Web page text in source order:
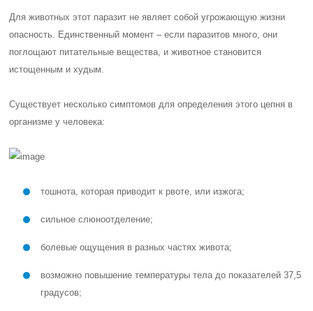
Для животных этот паразит не являет собой угрожающую жизни
опасность. Единственный момент – если паразитов много, они
поглощают питательные вещества, и животное становится
истощенным и худым.
Существует несколько симптомов для определения этого цепня в
организме у человека:
тошнота, которая приводит к рвоте, или изжога;
сильное слюноотделение;
болевые ощущения в разных частях живота;
возможно повышение температуры тела до показателей 37,5
градусов;